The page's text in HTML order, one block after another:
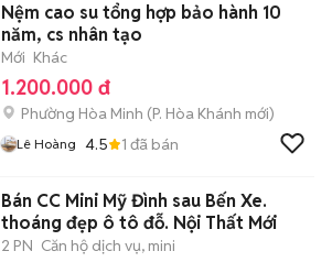
Nệm cao su tổng hợp bảo hành 10
năm, cs nhân tạo
Mới Khác
1.200.000 đ
Phường Hòa Minh (P. Hòa Khánh mới)
Lê Hoàng 4.5 1 đã bán
Bán CC Mini Mỹ Đình sau Bến Xe.
thoáng đẹp ô tô đỗ. Nội Thất Mới
2 PN Căn hộ dịch vụ, mini